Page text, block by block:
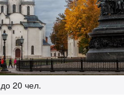
до 20 чел.